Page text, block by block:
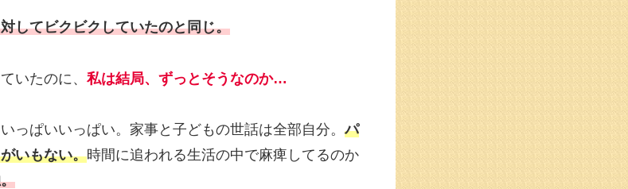
してビクビクしていたのと同じ。
いたのに、 私は結局、ずっとそうなのか…
っぱいいっぱい。家事と子どもの世話は全部自分。パ
いもない。時間に追われる生活の中で麻痺してるのか